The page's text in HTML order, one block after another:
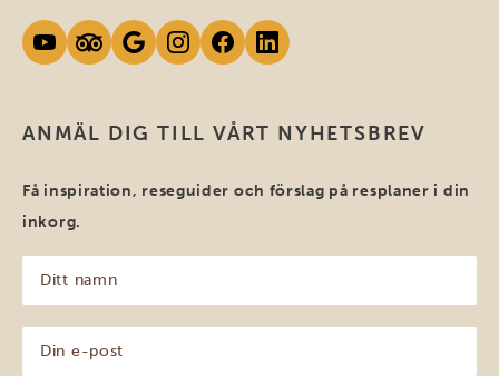
ANMÄL DIG TILL VÅRT NYHETSBREV
Få inspiration, reseguider och förslag på resplaner i din
inkorg.
namn
(Obligatoriskt)